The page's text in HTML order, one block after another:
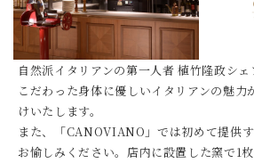
自然派イタリアンの第一人者 植竹隆政シ
こだわった身体に優しいイタリアンの魅力
けいたします。
また、「CANOVIANO」では初めて提供
お愉しみください。店内に設置した窯で1枚